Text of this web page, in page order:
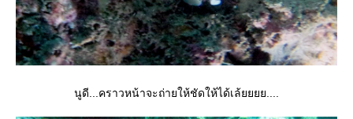
นูดี...คราวหน้าจะถ่ายให้ชัดให้ได้เล้ยยยย....